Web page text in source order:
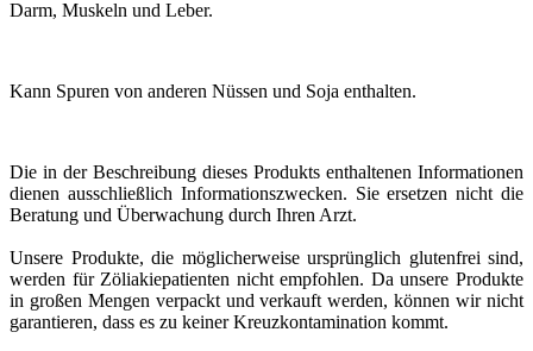
Darm, Muskeln und Leber.
Kann Spuren von anderen Nüssen und Soja enthalten.
Die in der Beschreibung dieses Produkts enthaltenen Informationen
dienen ausschließlich Informationszwecken. Sie ersetzen nicht die
Beratung und Überwachung durch Ihren Arzt.
Unsere Produkte, die möglicherweise ursprünglich glutenfrei sind,
werden für Zöliakiepatienten nicht empfohlen. Da unsere Produkte
in großen Mengen verpackt und verkauft werden, können wir nicht
garantieren, dass es zu keiner Kreuzkontamination kommt.